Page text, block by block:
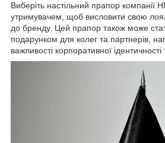
Виберіть настільний прапор компанії
утримувачем, щоб висловити свою
до бренду. Цей прапор також може
подарунком для колег та партнерів,
важливості корпоративної ідентичності